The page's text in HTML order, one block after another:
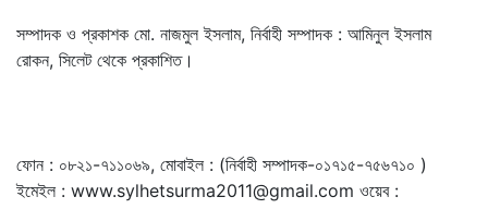
সম্পাদক ও প্রকাশক মো. নাজমুল ইসলাম, নির্বাহী সম্পাদক : আমিনুল ইসলাম
রোকন, সিলেট থেকে প্রকাশিত।
ফোন : ০৮২১-৭১১০৬৯, মোবাইল : (নির্বাহী সম্পাদক-০১৭১৫-৭৫৬৭১০ )
ইমেইল : www.sylhetsurma2011@gmail.com ওয়েব :